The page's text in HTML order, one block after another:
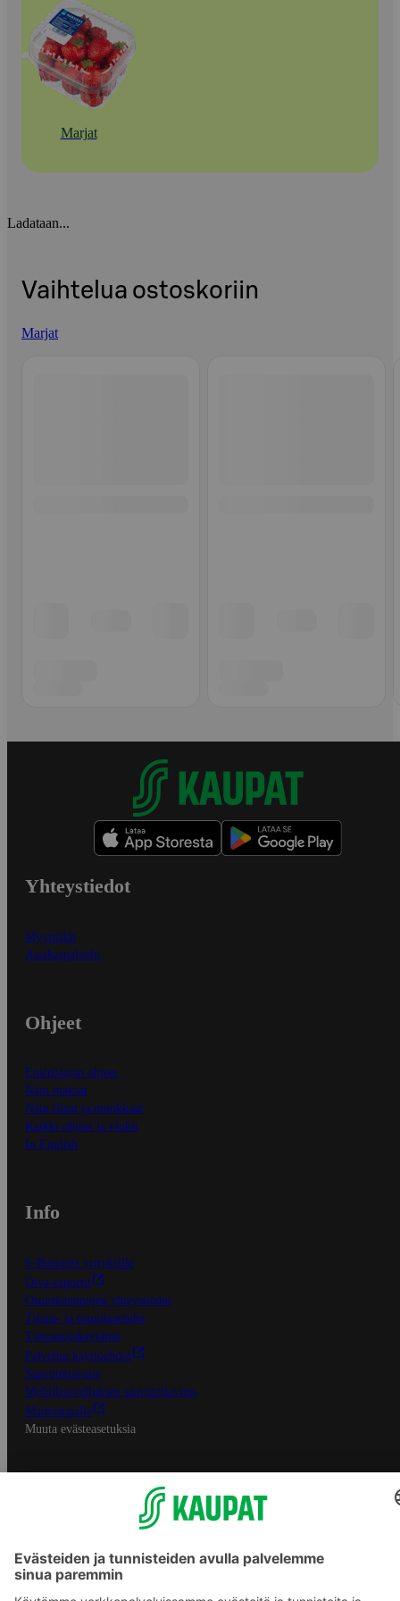
Marjat
Ladataan...
Vaihtelua ostoskoriin
Marjat
Yhteystiedot
Myymälät
Asiakaspalvelu
Ohjeet
Ensitilaajan ohjeet
Näin maksat
Näin tilaat ja muokkaat
Kaikki ohjeet ja vinkit
In English
Info
S-Business yrityksille
Oiva-raportit
Osuuskauppojen yhteystiedot
Tilaus- ja toimitusehdot
Tietosuojakäytäntö
Palvelun käyttöehdot
Saavutettavuus
Mobiilisovelluksen saavutettavuus
Mainostajalle
Muuta evästeasetuksia
S-ryhmän palvelut
Asiakasomistajuus